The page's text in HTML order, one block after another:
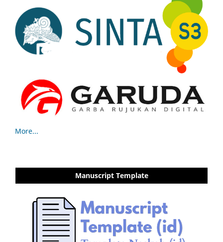
More...
Manuscript Template